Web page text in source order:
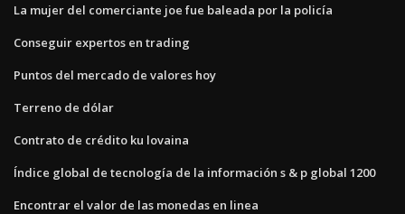
La mujer del comerciante joe fue baleada por la policía
Conseguir expertos en trading
Puntos del mercado de valores hoy
Terreno de dólar
Contrato de crédito ku lovaina
Índice global de tecnología de la información s & p global 1200
Encontrar el valor de las monedas en linea